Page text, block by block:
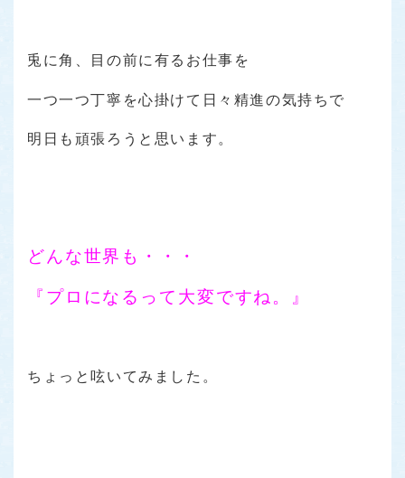
兎に角、目の前に有るお仕事を
一つ一つ丁寧を心掛けて日々精進の気持ちで
明日も頑張ろうと思います。
どんな世界も・・・
『プロになるって大変ですね。』
ちょっと呟いてみました。